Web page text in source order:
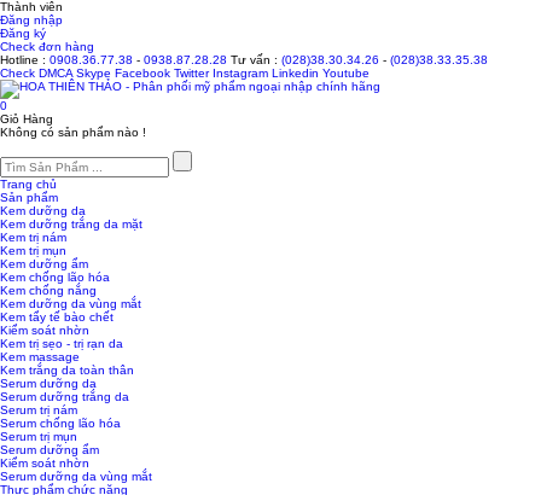
Thành viên
Đăng nhập
Đăng ký
Check đơn hàng
Hotline : 0908.36.77.38 - 0938.87.28.28 Tư vấn : (028)38.30.34.26 - (028)38.33.35.38
Check DMCA Skype Facebook Twitter Instagram Linkedin Youtube
0
Giỏ Hàng
Không có sản phẩm nào !
Trang chủ
Sản phẩm
Kem dưỡng da
Kem dưỡng trắng da mặt
Kem trị nám
Kem trị mụn
Kem dưỡng ẩm
Kem chống lão hóa
Kem chống nắng
Kem dưỡng da vùng mắt
Kem tẩy tế bào chết
Kiểm soát nhờn
Kem trị sẹo - trị rạn da
Kem massage
Kem trắng da toàn thân
Serum dưỡng da
Serum dưỡng trắng da
Serum trị nám
Serum chống lão hóa
Serum trị mụn
Serum dưỡng ẩm
Kiểm soát nhờn
Serum dưỡng da vùng mắt
Thực phẩm chức năng